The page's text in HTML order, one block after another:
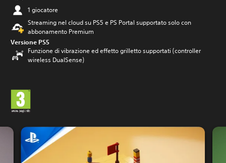
1 giocatore
Streaming nel cloud su PS5 e PS Portal supportato solo con
abbonamento Premium
Versione PS5
Funzione di vibrazione ed effetto grilletto supportati (controller
wireless DualSense)